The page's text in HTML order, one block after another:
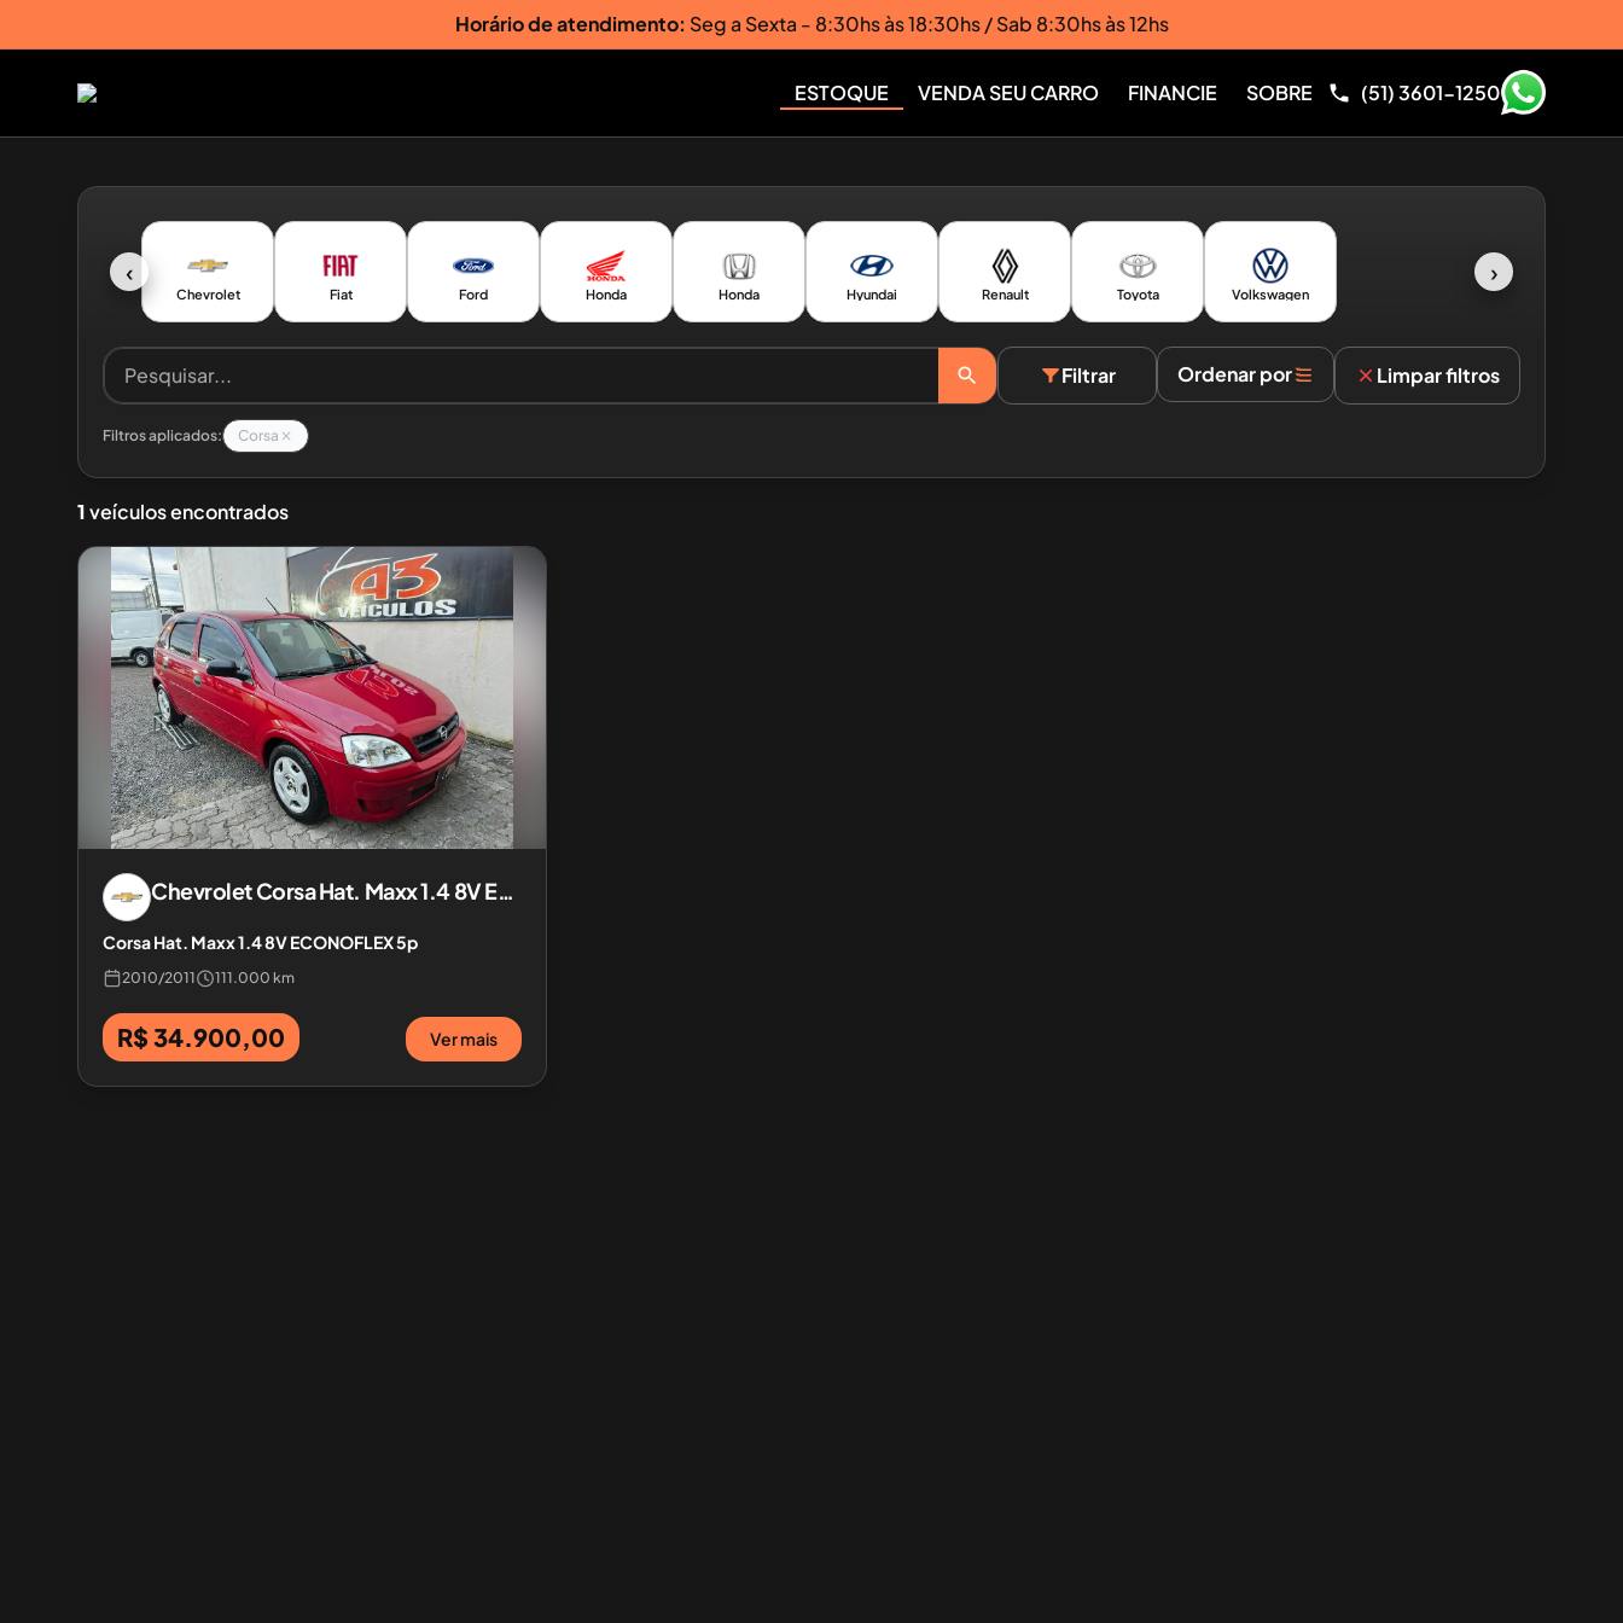
Horário de atendimento: Seg a Sexta - 8:30hs às 18:30hs / Sab 8:30hs às 12hs
ESTOQUE VENDA SEU CARRO FINANCIE SOBRE (51) 3601-1250
‹ ›
Chevrolet Fiat Ford Honda Honda Hyundai Renault Toyota Volkswagen
Filtrar Ordenar por Limpar filtros
Filtros aplicados: Corsa
1veículos encontrados
ChevroletCorsa Hat. Maxx 1.4 8V ECONOFLEX 5p
Corsa Hat. Maxx 1.4 8V ECONOFLEX 5p
2010/2011 111.000 km
R$ 34.900,00 Ver mais